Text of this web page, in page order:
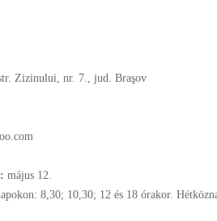
Zizinului, nr. 7., jud. Braşov
május 12.
8,30; 10,30; 12 és 18 órakor.